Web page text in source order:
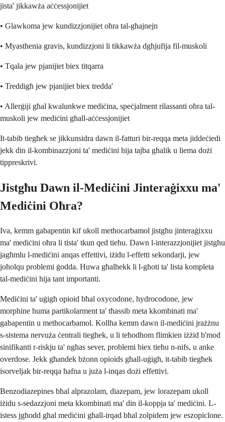
jista' jikkawża aċċessjonijiet
• Glawkoma jew kundizzjonijiet oħra tal-għajnejn
• Myasthenia gravis, kundizzjoni li tikkawża dgħjufija fil-muskoli
• Tqala jew pjanijiet biex titqarra
• Treddigħ jew pjanijiet biex tredda'
• Allerġiji għal kwalunkwe mediċina, speċjalment rilassanti oħra tal-
muskoli jew mediċini għall-aċċessjonijiet
It-tabib tiegħek se jikkunsidra dawn il-fatturi bir-reqqa meta jiddeċiedi
jekk din il-kombinazzjoni ta' mediċini hija tajba għalik u liema dożi
tippreskrivi.
Jistgħu Dawn il-Mediċini Jinteraġixxu ma'
Mediċini Oħra?
Iva, kemm gabapentin kif ukoll methocarbamol jistgħu jinteraġixxu
ma' mediċini oħra li tista' tkun qed tieħu. Dawn l-interazzjonijiet jistgħu
jagħmlu l-mediċini anqas effettivi, iżidu l-effetti sekondarji, jew
joħolqu problemi ġodda. Huwa għalhekk li l-għoti ta' lista kompleta
tal-mediċini hija tant importanti.
Mediċini ta' uġigħ opioid bħal oxycodone, hydrocodone, jew
morphine huma partikolarment ta' tħassib meta kkombinati ma'
gabapentin u methocarbamol. Kollha kemm dawn il-mediċini jrażżnu
s-sistema nervuża ċentrali tiegħek, u li teħodhom flimkien iżżid b'mod
sinifikanti r-riskju ta' ngħas sever, problemi biex tieħu n-nifs, u anke
overdose. Jekk għandek bżonn opioids għall-uġigħ, it-tabib tiegħek
isorveljak bir-reqqa ħafna u juża l-inqas dożi effettivi.
Benzodiazepines bħal alprazolam, diazepam, jew lorazepam ukoll
iżidu s-sedazzjoni meta kkombinati ma' din il-koppja ta' mediċini. L-
istess jgħodd għal mediċini għall-irqad bħal zolpidem jew eszopiclone.